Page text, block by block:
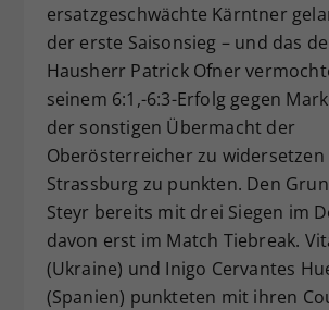
ersatzgeschwächte Kärntner
der erste Saisonsieg – und das
Hausherr Patrick Ofner
seinem 6:1,-6:3-Erfolg gegen
der sonstigen Übermacht der
Oberösterreicher zu
Strassburg zu punkten. Den
Steyr bereits mit drei Siegen im
davon erst im Match Tiebreak.
(Ukraine) und Inigo Cervantes
(Spanien) punkteten mit ihren